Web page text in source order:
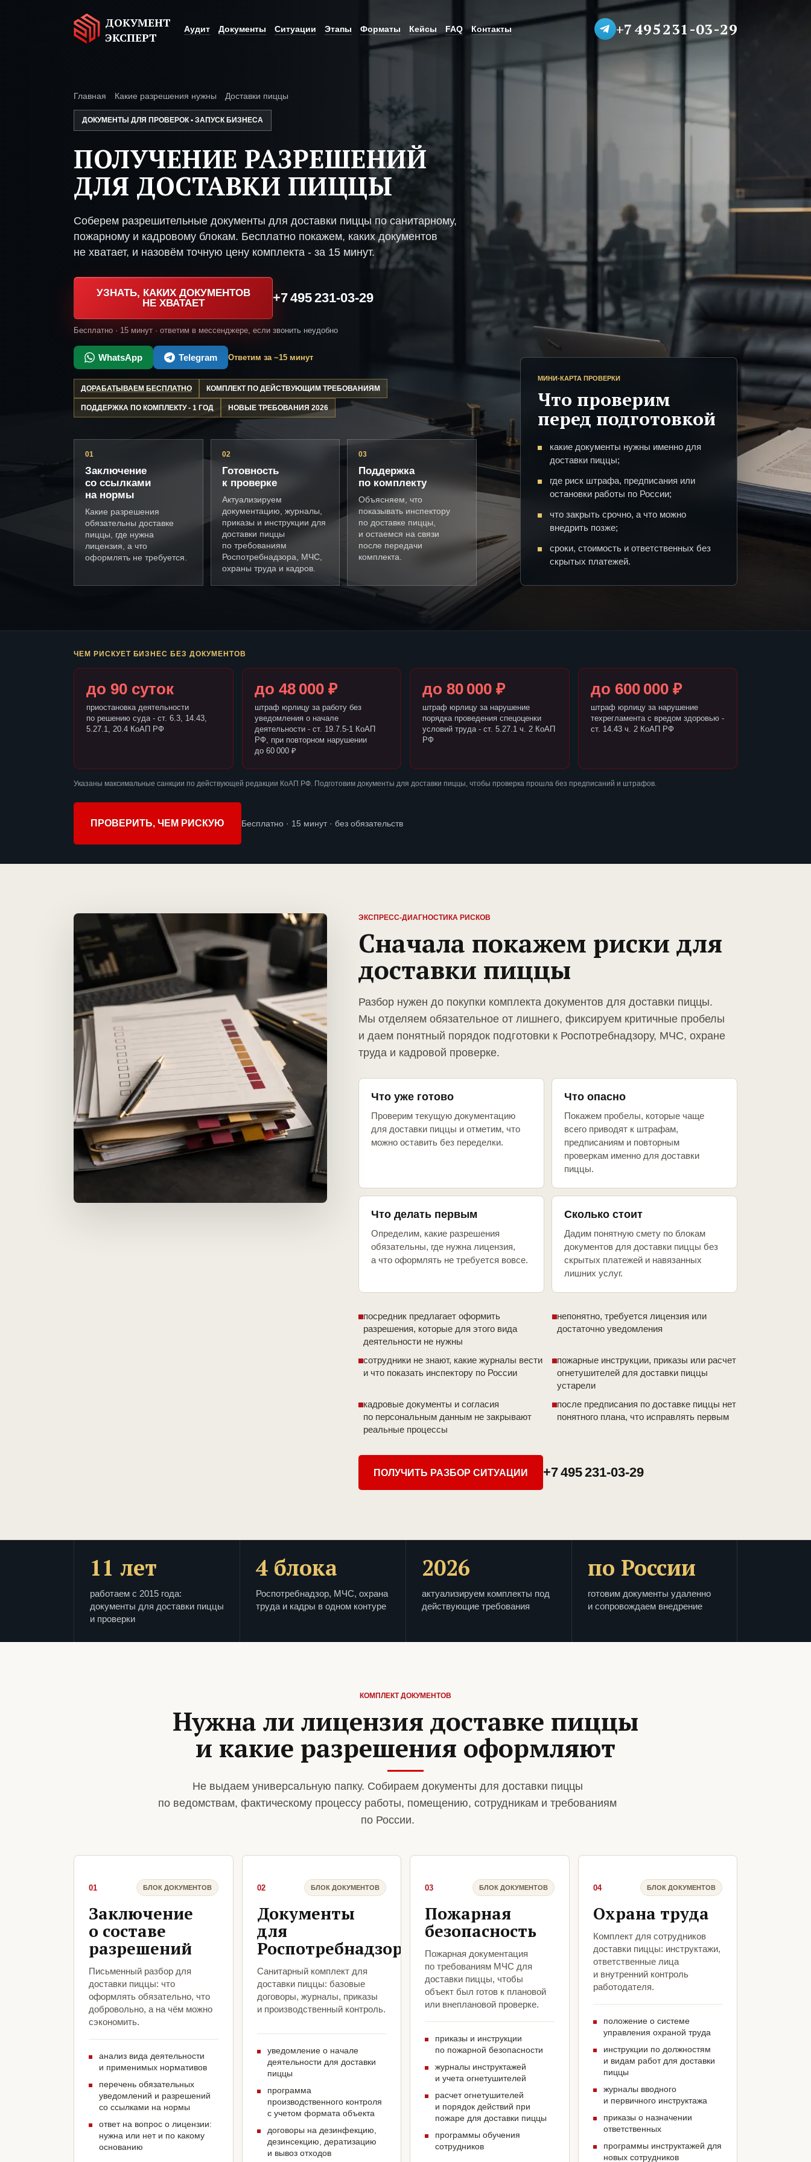
ДОКУМЕНТ
ЭКСПЕРТ
Аудит Документы Ситуации Этапы Форматы Кейсы FAQ Контакты +7 495 231-03-29
Главная Какие разрешения нужны Доставки пиццы
ДОКУМЕНТЫ ДЛЯ ПРОВЕРОК • ЗАПУСК БИЗНЕСА
ПОЛУЧЕНИЕ РАЗРЕШЕНИЙ
ДЛЯ ДОСТАВКИ ПИЦЦЫ
Соберем разрешительные документы для доставки пиццы по санитарному,
пожарному и кадровому блокам. Бесплатно покажем, каких документов
не хватает, и назовём точную цену комплекта - за 15 минут.
УЗНАТЬ, КАКИХ ДОКУМЕНТОВ
НЕ ХВАТАЕТ
+7 495 231-03-29
Бесплатно · 15 минут · ответим в мессенджере, если звонить неудобно
WhatsApp Telegram Ответим за ~15 минут
ДОРАБАТЫВАЕМ БЕСПЛАТНО КОМПЛЕКТ ПО ДЕЙСТВУЮЩИМ ТРЕБОВАНИЯМ
ПОДДЕРЖКА ПО КОМПЛЕКТУ - 1 ГОД НОВЫЕ ТРЕБОВАНИЯ 2026
01
Заключение
со ссылками
на нормы
Какие разрешения
обязательны доставке
пиццы, где нужна
лицензия, а что
оформлять не требуется.
02
Готовность
к проверке
Актуализируем
документацию, журналы,
приказы и инструкции для
доставки пиццы
по требованиям
Роспотребнадзора, МЧС,
охраны труда и кадров.
03
Поддержка
по комплекту
Объясняем, что
показывать инспектору
по доставке пиццы,
и остаемся на связи
после передачи
комплекта.
МИНИ-КАРТА ПРОВЕРКИ
Что проверим
перед подготовкой
какие документы нужны именно для
доставки пиццы;
где риск штрафа, предписания или
остановки работы по России;
что закрыть срочно, а что можно
внедрить позже;
сроки, стоимость и ответственных без
скрытых платежей.
ЧЕМ РИСКУЕТ БИЗНЕС БЕЗ ДОКУМЕНТОВ
до 90 суток
приостановка деятельности
по решению суда - ст. 6.3, 14.43,
5.27.1, 20.4 КоАП РФ
до 48 000 ₽
штраф юрлицу за работу без
уведомления о начале
деятельности - ст. 19.7.5-1 КоАП
РФ, при повторном нарушении
до 60 000 ₽
до 80 000 ₽
штраф юрлицу за нарушение
порядка проведения спецоценки
условий труда - ст. 5.27.1 ч. 2 КоАП
РФ
до 600 000 ₽
штраф юрлицу за нарушение
техрегламента с вредом здоровью -
ст. 14.43 ч. 2 КоАП РФ
Указаны максимальные санкции по действующей редакции КоАП РФ. Подготовим документы для доставки пиццы, чтобы проверка прошла без предписаний и штрафов.
ПРОВЕРИТЬ, ЧЕМ РИСКУЮ Бесплатно · 15 минут · без обязательств
ЭКСПРЕСС-ДИАГНОСТИКА РИСКОВ
Сначала покажем риски для
доставки пиццы
Разбор нужен до покупки комплекта документов для доставки пиццы.
Мы отделяем обязательное от лишнего, фиксируем критичные пробелы
и даем понятный порядок подготовки к Роспотребнадзору, МЧС, охране
труда и кадровой проверке.
Что уже готово
Проверим текущую документацию
для доставки пиццы и отметим, что
можно оставить без переделки.
Что опасно
Покажем пробелы, которые чаще
всего приводят к штрафам,
предписаниям и повторным
проверкам именно для доставки
пиццы.
Что делать первым
Определим, какие разрешения
обязательны, где нужна лицензия,
а что оформлять не требуется вовсе.
Сколько стоит
Дадим понятную смету по блокам
документов для доставки пиццы без
скрытых платежей и навязанных
лишних услуг.
посредник предлагает оформить
разрешения, которые для этого вида
деятельности не нужны
непонятно, требуется лицензия или
достаточно уведомления
сотрудники не знают, какие журналы вести
и что показать инспектору по России
пожарные инструкции, приказы или расчет
огнетушителей для доставки пиццы
устарели
кадровые документы и согласия
по персональным данным не закрывают
реальные процессы
после предписания по доставке пиццы нет
понятного плана, что исправлять первым
ПОЛУЧИТЬ РАЗБОР СИТУАЦИИ +7 495 231-03-29
11 лет
работаем с 2015 года:
документы для доставки пиццы
и проверки
4 блока
Роспотребнадзор, МЧС, охрана
труда и кадры в одном контуре
2026
актуализируем комплекты под
действующие требования
по России
готовим документы удаленно
и сопровождаем внедрение
КОМПЛЕКТ ДОКУМЕНТОВ
Нужна ли лицензия доставке пиццы
и какие разрешения оформляют
Не выдаем универсальную папку. Собираем документы для доставки пиццы
по ведомствам, фактическому процессу работы, помещению, сотрудникам и требованиям
по России.
01 БЛОК ДОКУМЕНТОВ
Заключение
о составе
разрешений
Письменный разбор для
доставки пиццы: что
оформлять обязательно, что
добровольно, а на чём можно
сэкономить.
анализ вида деятельности
и применимых нормативов
перечень обязательных
уведомлений и разрешений
со ссылками на нормы
ответ на вопрос о лицензии:
нужна или нет и по какому
основанию
02 БЛОК ДОКУМЕНТОВ
Документы
для
Роспотребнадзора
Санитарный комплект для
доставки пиццы: базовые
договоры, журналы, приказы
и производственный контроль.
уведомление о начале
деятельности для доставки
пиццы
программа
производственного контроля
с учетом формата объекта
договоры на дезинфекцию,
дезинсекцию, дератизацию
и вывоз отходов
03 БЛОК ДОКУМЕНТОВ
Пожарная
безопасность
Пожарная документация
по требованиям МЧС для
доставки пиццы, чтобы
объект был готов к плановой
или внеплановой проверке.
приказы и инструкции
по пожарной безопасности
журналы инструктажей
и учета огнетушителей
расчет огнетушителей
и порядок действий при
пожаре для доставки пиццы
программы обучения
сотрудников
04 БЛОК ДОКУМЕНТОВ
Охрана труда
Комплект для сотрудников
доставки пиццы: инструктажи,
ответственные лица
и внутренний контроль
работодателя.
положение о системе
управления охраной труда
инструкции по должностям
и видам работ для доставки
пиццы
журналы вводного
и первичного инструктажа
приказы о назначении
ответственных
программы инструктажей для
новых сотрудников